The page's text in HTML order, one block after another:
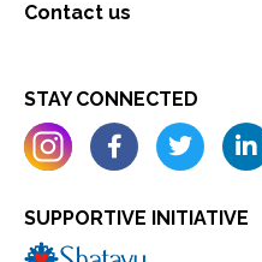
Contact us
STAY CONNECTED
SUPPORTIVE INITIATIVE